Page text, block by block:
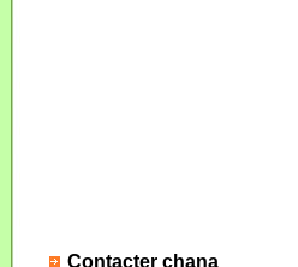
Contacter chana